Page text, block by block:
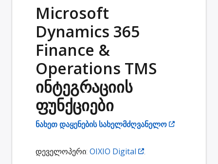
Microsoft
Dynamics 365
Finance &
Operations TMS
ინტეგრაციის
ფუნქციები
ნახეთ დაყენების სახელმძღვანელო
დეველოპერი: OIXIO Digital .